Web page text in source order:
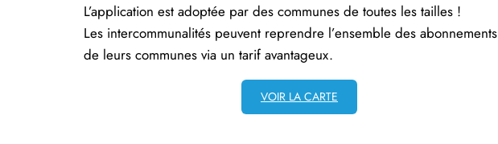
L’application est adoptée par des communes de toutes les tailles !
Les intercommunalités peuvent reprendre l’ensemble des abonnements
de leurs communes via un tarif avantageux.
VOIR LA CARTE